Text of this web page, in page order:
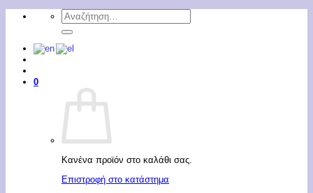
Μετάβαση
Αναζήτηση
για:
0
Κανένα προϊόν στο καλάθι σας.
Επιστροφή στο κατάστημα